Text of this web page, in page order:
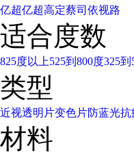
亿超亿超高定蔡司 依视路
适合度数
825度以上525到800度325到
类型
近视透明片变色片防蓝光抗
材料